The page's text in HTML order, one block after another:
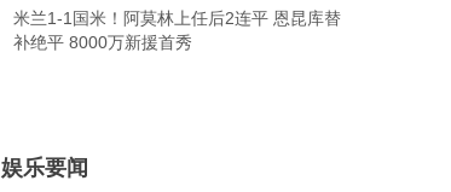
米兰1-1国米！阿莫林上任后2连平 恩昆库替
补绝平 8000万新援首秀
娱乐要闻